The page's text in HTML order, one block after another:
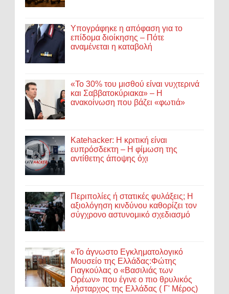
Υπογράφηκε η απόφαση για το
επίδομα διοίκησης – Πότε
αναμένεται η καταβολή
«Το 30% του μισθού είναι νυχτερινά
και Σαββατοκύριακα» – Η
ανακοίνωση που βάζει «φωτιά»
Katehacker: Η κριτική είναι
ευπρόσδεκτη – Η φίμωση της
αντίθετης άποψης όχι
Περιπολίες ή στατικές φυλάξεις; Η
αξιολόγηση κινδύνου καθορίζει τον
σύγχρονο αστυνομικό σχεδιασμό
«Το άγνωστο Εγκληματολογικό
Μουσείο της Ελλάδας:Φώτης
Γιαγκούλας ο «Βασιλιάς των
Ορέων» που έγινε ο πιο θρυλικός
λήσταρχος της Ελλάδας ( Γ' Μέρος)